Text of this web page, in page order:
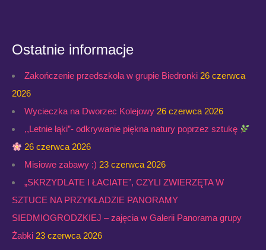
Ostatnie informacje
Zakończenie przedszkola w grupie Biedronki 26 czerwca
2026
Wycieczka na Dworzec Kolejowy 26 czerwca 2026
,,Letnie łąki”- odkrywanie piękna natury poprzez sztukę
26 czerwca 2026
Misiowe zabawy :) 23 czerwca 2026
„SKRZYDLATE I ŁACIATE”, CZYLI ZWIERZĘTA W
SZTUCE NA PRZYKŁADZIE PANORAMY
SIEDMIOGRODZKIEJ – zajęcia w Galerii Panorama grupy
Żabki 23 czerwca 2026